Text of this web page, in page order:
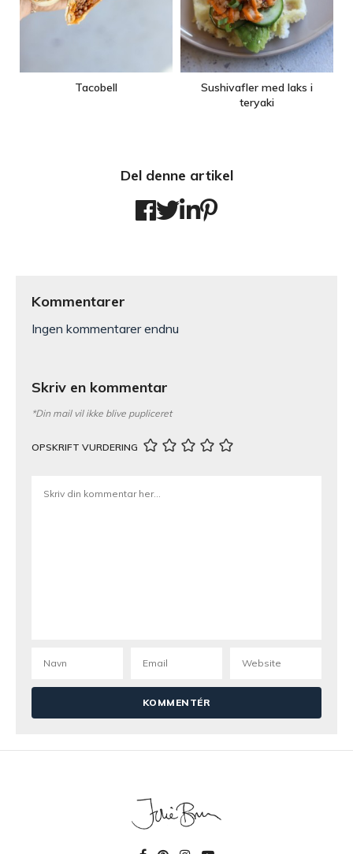
Tacobell
Sushivafler med laks i
teryaki
Del denne artikel
Kommentarer
Ingen kommentarer endnu
Skriv en kommentar
*Din mail vil ikke blive pupliceret
OPSKRIFT VURDERING